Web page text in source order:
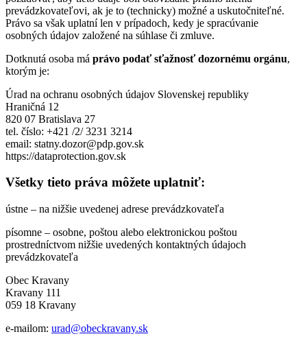
prevádzkovateľovi, ak je to (technicky) možné a uskutočniteľné.
Právo sa však uplatní len v prípadoch, kedy je spracúvanie
osobných údajov založené na súhlase či zmluve.
Dotknutá osoba má právo podať sťažnosť dozornému orgánu,
ktorým je:
Úrad na ochranu osobných údajov Slovenskej republiky
Hraničná 12
820 07 Bratislava 27
tel. číslo: +421 /2/ 3231 3214
email: statny.dozor@pdp.gov.sk
https://dataprotection.gov.sk
Všetky tieto práva môžete uplatniť:
ústne – na nižšie uvedenej adrese prevádzkovateľa
písomne – osobne, poštou alebo elektronickou poštou
prostredníctvom nižšie uvedených kontaktných údajoch
prevádzkovateľa
Obec Kravany
Kravany 111
059 18 Kravany
e-mailom: urad@obeckravany.sk